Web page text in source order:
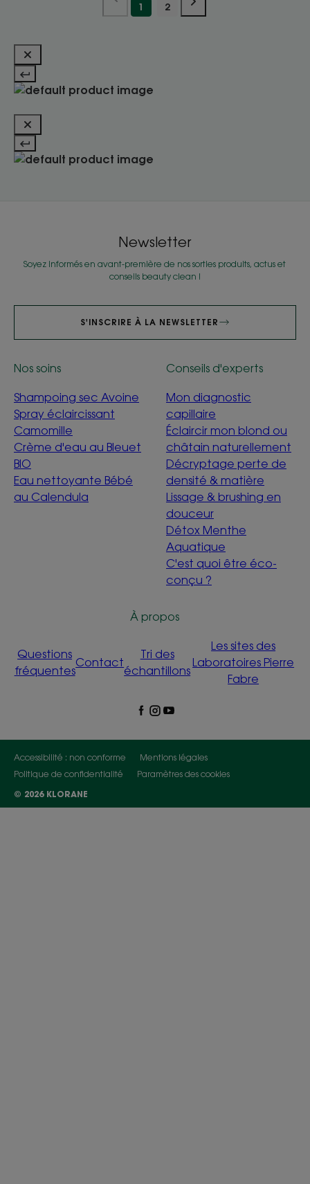
1 2
Newsletter
Soyez informés en avant-première de nos sorties produits, actus et
conseils beauty clean !
S'INSCRIRE À LA NEWSLETTER
Nos soins
Shampoing sec Avoine
Spray éclaircissant
Camomille
Crème d'eau au Bleuet
BIO
Eau nettoyante Bébé
au Calendula
Conseils d'experts
Mon diagnostic
capillaire
Éclaircir mon blond ou
châtain naturellement
Décryptage perte de
densité & matière
Lissage & brushing en
douceur
Détox Menthe
Aquatique
C'est quoi être éco-
conçu ?
À propos
Questions
fréquentes
Contact
Tri des
échantillons
Les sites des
Laboratoires Pierre
Fabre
Accessibilité : non conforme
Mentions légales
Politique de confidentialité
Paramètres des cookies
© 2026 KLORANE